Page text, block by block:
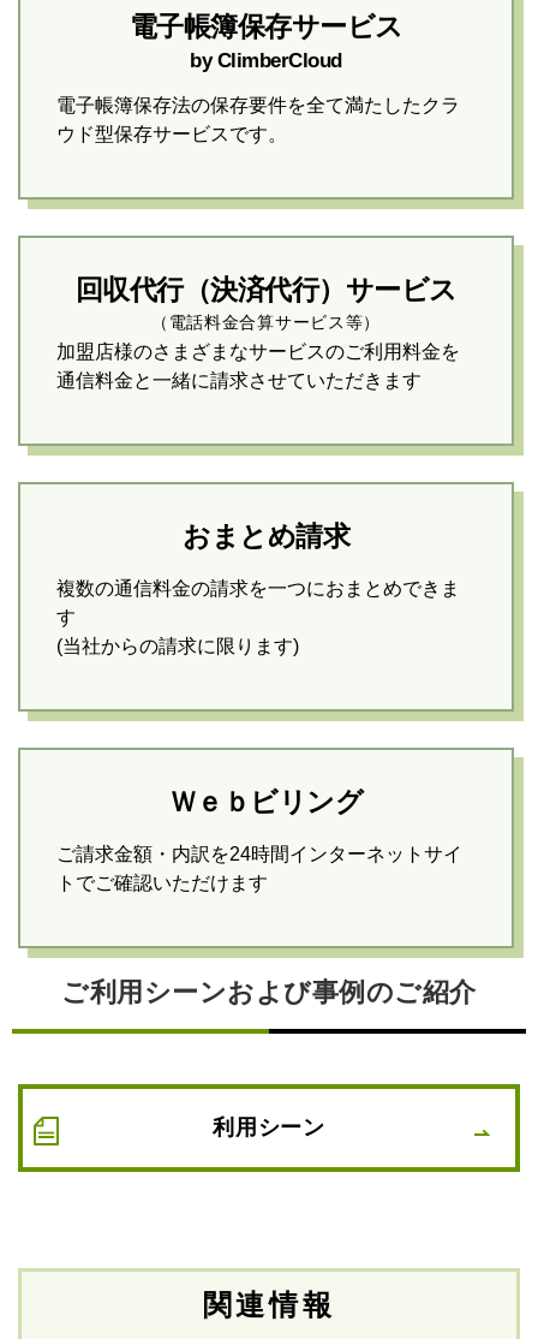
電子帳簿保存サービス
by ClimberCloud
電子帳簿保存法の保存要件を全て満たしたクラ
ウド型保存サービスです。
回収代行（決済代行）サービス
（電話料金合算サービス等）
加盟店様のさまざまなサービスのご利用料金を
通信料金と一緒に請求させていただきます
おまとめ請求
複数の通信料金の請求を一つにおまとめできま
す
(当社からの請求に限ります)
Ｗｅｂビリング
ご請求金額・内訳を24時間インターネットサイ
トでご確認いただけます
ご利用シーンおよび事例のご紹介
利用シーン
関連情報